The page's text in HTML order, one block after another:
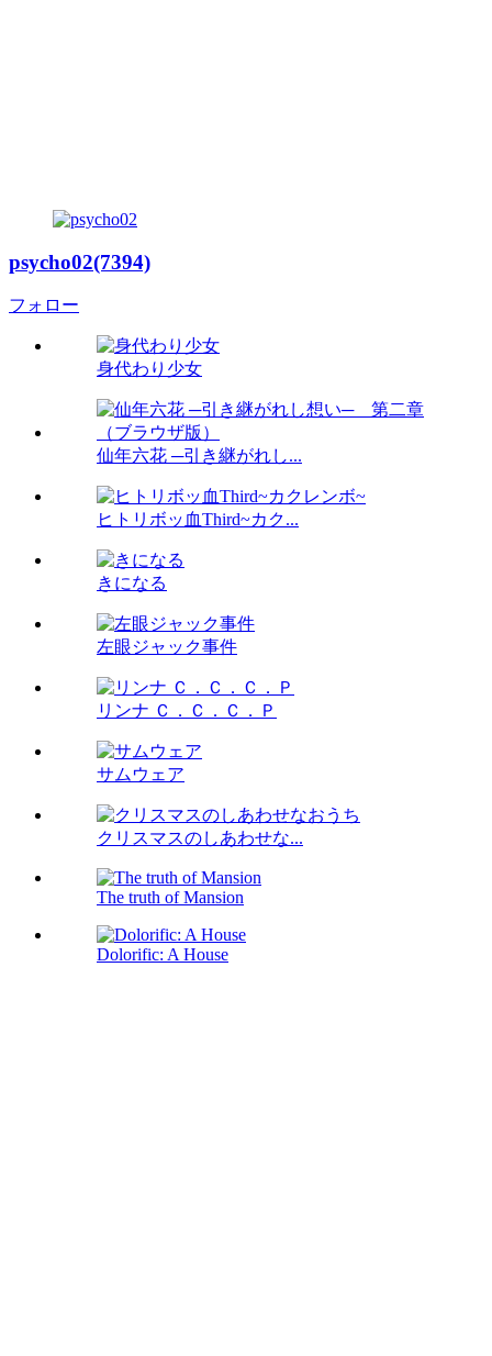
psycho02(7394)
フォロー
身代わり少女
仙年六花 ─引き継がれし...
ヒトリボッ血Third~カク...
きになる
左眼ジャック事件
リンナ Ｃ．Ｃ．Ｃ．Ｐ
サムウェア
クリスマスのしあわせな...
The truth of Mansion
Dolorific: A House